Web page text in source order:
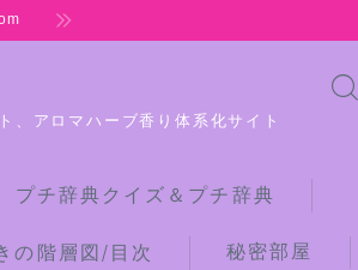
、アロマハーブ香り体系化サイト
チ辞典クイズ＆プチ辞典
の階層図/目次 秘密部屋